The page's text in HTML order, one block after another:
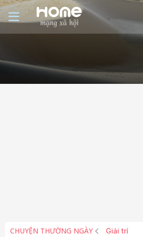
CHUYỆN THƯỜNG NGÀY Giải trí